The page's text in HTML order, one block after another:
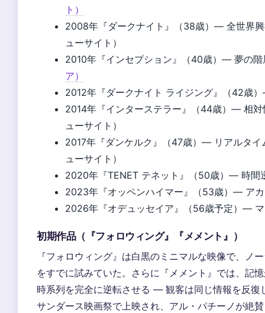
ト）
2008年『ダークナイト』（38歳）— 全世界
ューサイト）
2010年『インセプション』（40歳）— 夢の階
ア）
2012年『ダークナイト ライジング』（42歳
2014年『インターステラー』（44歳）— 相
ューサイト）
2017年『ダンケルク』（47歳）— リアルタ
ューサイト）
2020年『TENET テネット』（50歳）— 時間
2023年『オッペンハイマー』（53歳）— ア
2026年『オデュッセイア』（56歳予定）—
初期作品（『フォロウィング』『メメント』）
『フォロウィング』は白黒のミニマルな映像で、ノ
をすでに試みていた。さらに『メメント』では、記
時系列を完全に逆転させる — 観客は同じ情報を反復
サンダース映画祭で上映され、アル・パチーノが絶